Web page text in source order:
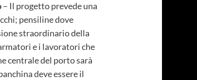
– Il progetto prevede una
pensiline dove
straordinario della
e i lavoratori che
centrale del porto sarà
deve essere il